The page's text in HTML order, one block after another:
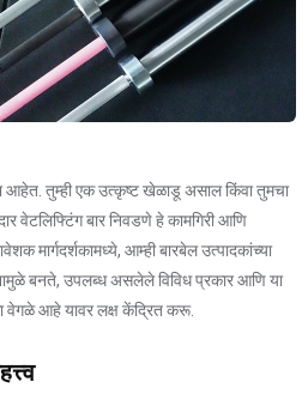
आहेत. तुम्ही एक उत्कृष्ट खेळाडू असाल किंवा तुमचा
वेटलिफ्टिंग बार निवडणे हे कामगिरी आणि
मार्गदर्शकामध्ये, आम्ही बारबेल उत्पादकांच्या
बनते, उपलब्ध असलेले विविध प्रकार आणि या
वेगळे आहे यावर लक्ष केंद्रित करू.